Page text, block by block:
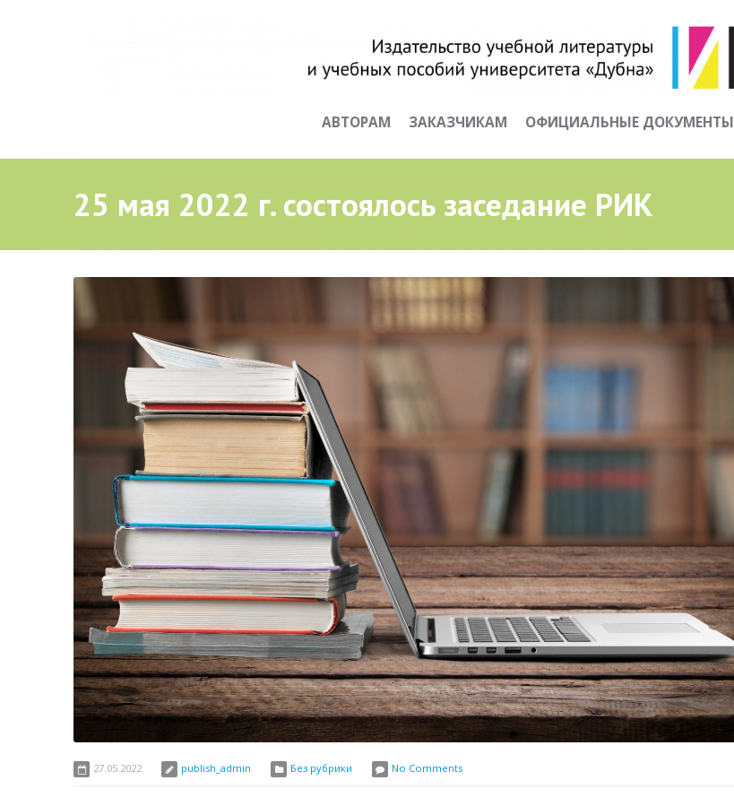
АВТОРАМ ЗАКАЗЧИКАМ ОФИЦИАЛЬНЫЕ ДОКУМЕНТЫ
25 мая 2022 г. состоялось заседание РИК
27.05.2022 publish_admin Без рубрики No Comments